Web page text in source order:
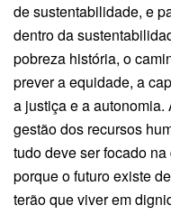
de sustentabilidade, e
dentro da
pobreza história, o
prever a equidade, a
a justiça e a
gestão dos recursos
tudo deve ser focado
porque o futuro existe
terão que viver em